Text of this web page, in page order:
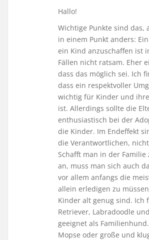
Hallo!
Wichtige Punkte sind das,
in einem Punkt anders:
ein Kind anzuschaffen ist
Fällen nicht ratsam. Eher
dass das möglich sei. Ich
dass ein respektvoller
wichtig für Kinder und
ist. Allerdings sollte die
enthusiastisch bei der
die Kinder. Im Endeffekt
die Verantwortlichen,
Schafft man in der Familie
an, muss man sich auch
vor allem anfangs die
allein erledigen zu
Kinder alt genug sind. Ich
Retriever, Labradoodle
geeignet als
Mopse oder große und